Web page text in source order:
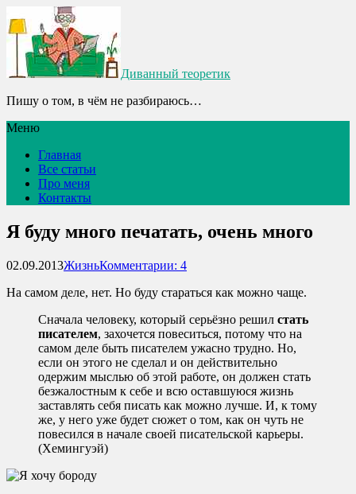
Диванный теоретик
Пишу о том, в чём не разбираюсь…
Меню
Главная
Все статьи
Про меня
Контакты
Я буду много печатать, очень много
02.09.2013ЖизньКомментарии: 4
На самом деле, нет. Но буду стараться как можно чаще.
Сначала человеку, который серьёзно решил стать
писателем, захочется повеситься, потому что на
самом деле быть писателем ужасно трудно. Но,
если он этого не сделал и он действительно
одержим мыслью об этой работе, он должен стать
безжалостным к себе и всю оставшуюся жизнь
заставлять себя писать как можно лучше. И, к тому
же, у него уже будет сюжет о том, как он чуть не
повесился в начале своей писательской карьеры.
(Хемингуэй)